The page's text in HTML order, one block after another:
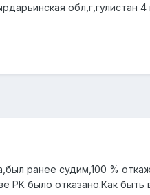
обл,г,гулистан 4
ранее судим,100 %
РК было отказано.Как быть